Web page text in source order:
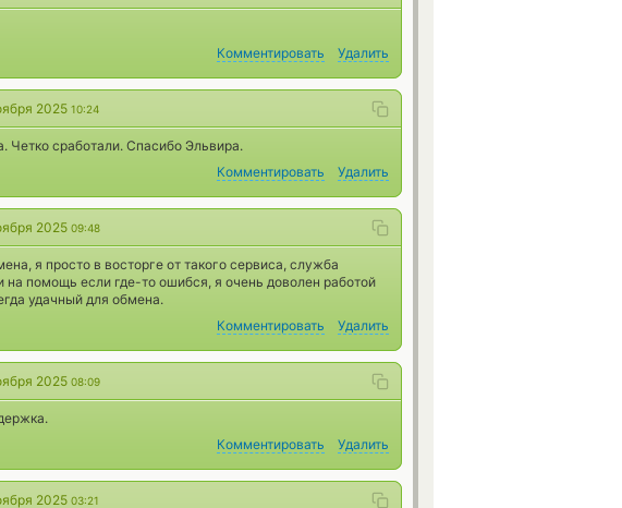
Комментировать Удалить
2025 10:24
Четко сработали. Спасибо Эльвира.
Комментировать Удалить
2025 09:48
я просто в восторге от такого сервиса, служба
на помощь если где-то ошибся, я очень доволен работой
удачный для обмена.
Комментировать Удалить
2025 08:09
Комментировать Удалить
2025 03:21